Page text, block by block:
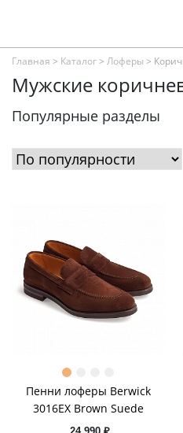
Главная > Каталог> Лоферы >
Мужские
Популярные разделы
Пенни лоферы Berwick
3016EX Brown Suede
24 990 ₽